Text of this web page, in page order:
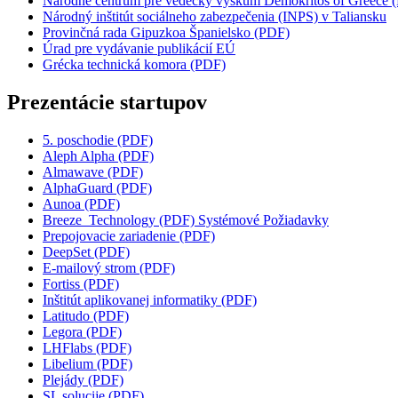
Národný inštitút sociálneho zabezpečenia (INPS) v Taliansku
Provinčná rada Gipuzkoa Španielsko (PDF)
Úrad pre vydávanie publikácií EÚ
Grécka technická komora (PDF)
Prezentácie startupov
5. poschodie (PDF)
Aleph Alpha (PDF)
Almawave (PDF)
AlphaGuard (PDF)
Aunoa (PDF)
Breeze_Technology (PDF) Systémové Požiadavky
Prepojovacie zariadenie (PDF)
DeepSet (PDF)
E-mailový strom (PDF)
Fortiss (PDF)
Inštitút aplikovanej informatiky (PDF)
Latitudo (PDF)
Legora (PDF)
LHFlabs (PDF)
Libelium (PDF)
Plejády (PDF)